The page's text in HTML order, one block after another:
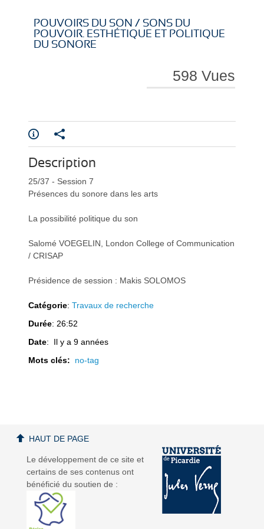
i
r
l
i
r
l
POUVOIRS DU SON / SONS DU
POUVOIR. ESTHÉTIQUE ET POLITIQUE
DU SONORE
598 Vues
Description
25/37 - Session 7
Présences du sonore dans les arts
La possibilité politique du son
Salomé VOEGELIN, London College of Communication
/ CRISAP
Présidence de session : Makis SOLOMOS
Catégorie:Travaux de recherche
Durée: 26:52
Date: Il y a 9 années
Mots clés: no-tag
Le développement de ce site et
certains de ses contenus ont
bénéficié du soutien de :
HAUT DE PAGE